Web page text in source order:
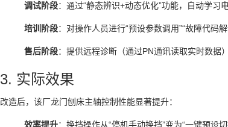
调试阶段：通过“静态辨识+动态优化”功能，自动学习
培训阶段：对操作人员进行“预设参数调用”“故障代码
售后阶段：提供远程诊断（通过PN通讯读取实时数据
3. 实际效果
改造后，该厂龙门刨床主轴控制性能显著提升：
效率提升：换挡操作从“停机手动换挡”变为“一键预设